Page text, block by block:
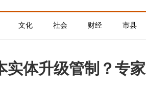
文化 社会 财经 市县
实体升级管制？专家